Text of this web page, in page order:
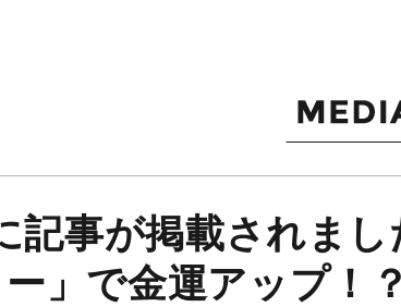
記事が掲載されま
」で金運アップ！